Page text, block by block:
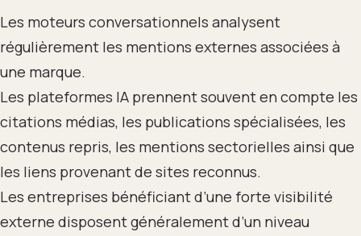
Les moteurs conversationnels analysent
régulièrement les mentions externes associées à
une marque.
Les plateformes IA prennent souvent en compte les
citations médias, les publications spécialisées, les
contenus repris, les mentions sectorielles ainsi que
les liens provenant de sites reconnus.
Les entreprises bénéficiant d’une forte visibilité
externe disposent généralement d’un niveau